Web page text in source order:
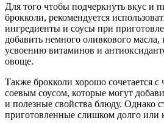
Для того чтобы подчеркнуть вкус и
брокколи, рекомендуется
ингредиенты и соусы при
добавить немного оливкового масла,
усвоению витаминов и
овоще.
Также брокколи хорошо сочетается
соевым соусом, которые могут
и полезные свойства блюду. Однако
приготовленные слишком долго или